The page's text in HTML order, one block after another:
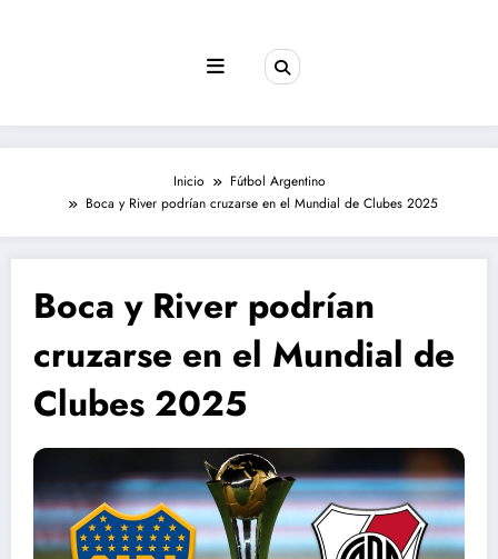
Inicio
Fútbol Argentino
Boca y River podrían cruzarse en el Mundial de Clubes 2025
Boca y River podrían
cruzarse en el Mundial de
Clubes 2025